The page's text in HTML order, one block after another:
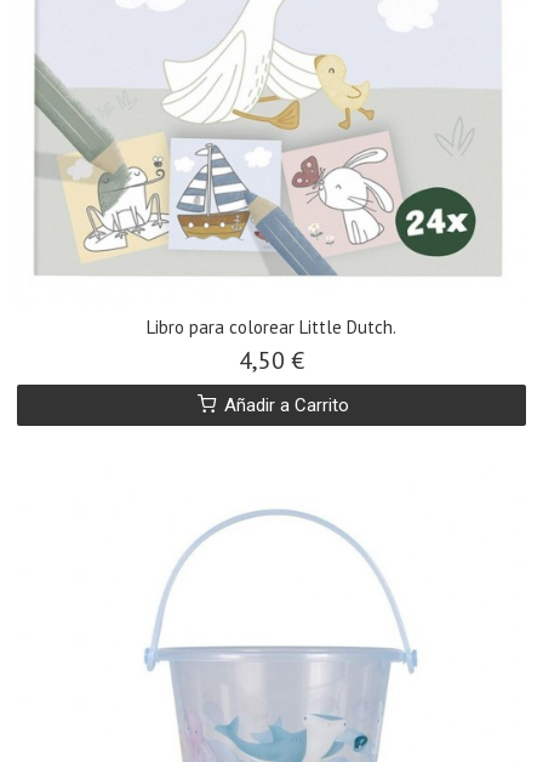
Libro para colorear Little Dutch.
4,50 €
Añadir a Carrito